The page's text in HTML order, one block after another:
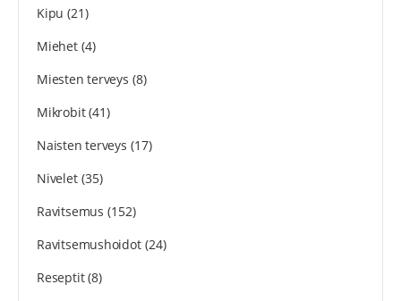
Kipu (21)
Miehet(4)
Miesten terveys (8)
Mikrobit(41)
Naisten terveys (17)
Nivelet(35)
Ravitsemus (152)
Ravitsemushoidot(24)
Reseptit(8)